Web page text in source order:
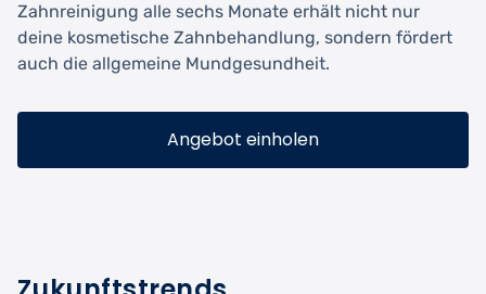
Zahnreinigung alle sechs Monate erhält nicht nur
deine kosmetische Zahnbehandlung, sondern fördert
auch die allgemeine Mundgesundheit.
Angebot einholen